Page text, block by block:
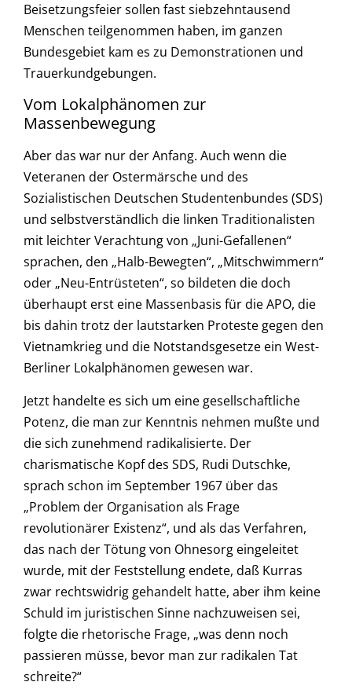
Beisetzungsfeier sollen fast siebzehntausend
Menschen teilgenommen haben, im ganzen
Bundesgebiet kam es zu Demonstrationen und
Trauerkundgebungen.
Vom Lokalphänomen zur
Massenbewegung
Aber das war nur der Anfang. Auch wenn die
Veteranen der Ostermärsche und des
Sozialistischen Deutschen Studentenbundes (SDS)
und selbstverständlich die linken Traditionalisten
mit leichter Verachtung von „Juni-Gefallenen“
sprachen, den „Halb-Bewegten“, „Mitschwimmern“
oder „Neu-Entrüsteten“, so bildeten die doch
überhaupt erst eine Massenbasis für die APO, die
bis dahin trotz der lautstarken Proteste gegen den
Vietnamkrieg und die Notstandsgesetze ein West-
Berliner Lokalphänomen gewesen war.
Jetzt handelte es sich um eine gesellschaftliche
Potenz, die man zur Kenntnis nehmen mußte und
die sich zunehmend radikalisierte. Der
charismatische Kopf des SDS, Rudi Dutschke,
sprach schon im September 1967 über das
„Problem der Organisation als Frage
revolutionärer Existenz“, und als das Verfahren,
das nach der Tötung von Ohnesorg eingeleitet
wurde, mit der Feststellung endete, daß Kurras
zwar rechtswidrig gehandelt hatte, aber ihm keine
Schuld im juristischen Sinne nachzuweisen sei,
folgte die rhetorische Frage, „was denn noch
passieren müsse, bevor man zur radikalen Tat
schreite?“